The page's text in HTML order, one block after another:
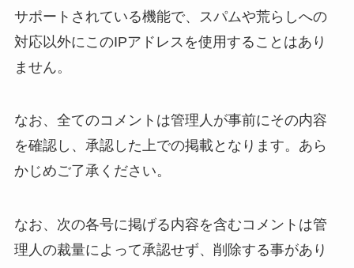
サポートされている機能で、スパムや荒らしへの
対応以外にこのIPアドレスを使用することはあり
ません。
なお、全てのコメントは管理人が事前にその内容
を確認し、承認した上での掲載となります。あら
かじめご了承ください。
なお、次の各号に掲げる内容を含むコメントは管
理人の裁量によって承認せず、削除する事があり